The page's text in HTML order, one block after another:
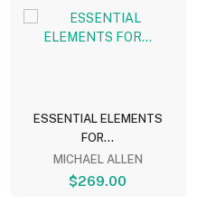
ESSENTIAL ELEMENTS
FOR...
MICHAEL ALLEN
$269.00